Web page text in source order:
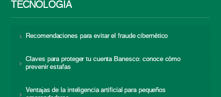
TECNOLOGÍA
Recomendaciones para evitar el fraude cibernético
Claves para proteger tu cuenta Banesco: conoce cómo
prevenir estafas
Ventajas de la inteligencia artificial para pequeños